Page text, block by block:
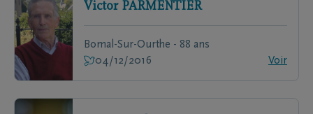
Victor PARMENTIER
Bomal-Sur-Ourthe - 88 ans
04/12/2016
Voir